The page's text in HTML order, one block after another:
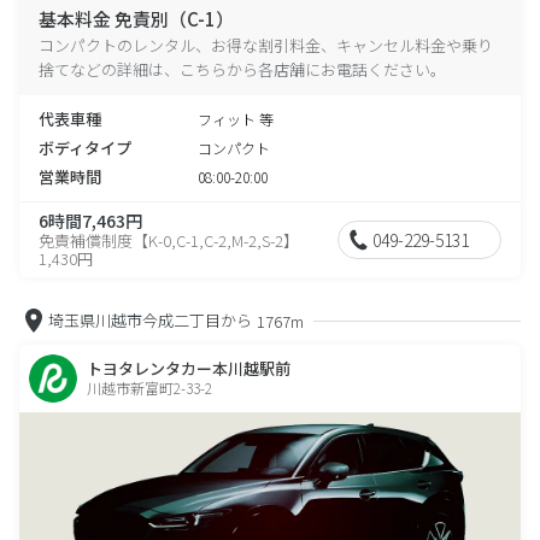
基本料金 免責別（C-1）
コンパクトのレンタル、お得な割引料金、キャンセル料金や乗り
捨てなどの詳細は、こちらから各店舗にお電話ください。
代表車種 フィット 等
ボディタイプ コンパクト
営業時間 08:00-20:00
6時間7,463円
免責補償制度【K-0,C-1,C-2,M-2,S-2】
1,430円
049-229-5131
埼玉県川越市今成二丁目から 1767m
トヨタレンタカー本川越駅前
川越市新富町2-33-2